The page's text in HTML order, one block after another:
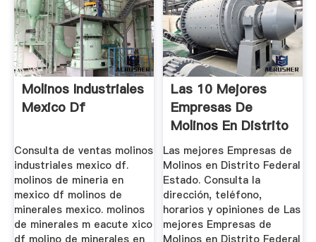
Molinos Industriales
Mexico Df
Consulta de ventas molinos
industriales mexico df.
molinos de mineria en
mexico df molinos de
minerales mexico. molinos
de minerales m eacute xico
df molino de minerales en
Las 10 Mejores
Empresas De
Molinos En Distrito
Federal Estado
Las mejores Empresas de
Molinos en Distrito Federal
Estado. Consulta la
dirección, teléfono,
horarios y opiniones de Las
mejores Empresas de
Molinos en Distrito Federal